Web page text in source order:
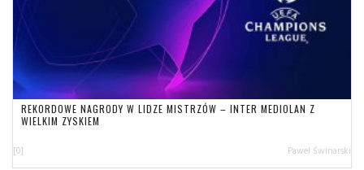
REKORDOWE NAGRODY W LIDZE MISTRZÓW – INTER MEDIOLAN Z
WIELKIM ZYSKIEM
[0] Paweł Świnarski